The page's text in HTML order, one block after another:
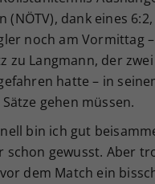
(NÖTV), dank eines
noch am Vormittag
zu Langmann, der zwei
hatte – in
gehen müssen.
bin ich gut
schon gewusst. Aber
dem Match ein